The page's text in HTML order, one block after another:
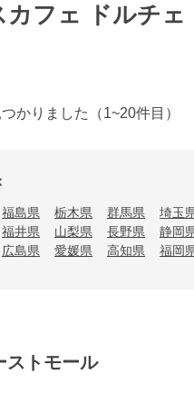
フェ ドルチェ
かりました （1~20件目）
福島県 栃木県 群馬県 埼玉
福井県 山梨県 長野県 静岡
広島県 愛媛県 高知県 福岡
ストモール